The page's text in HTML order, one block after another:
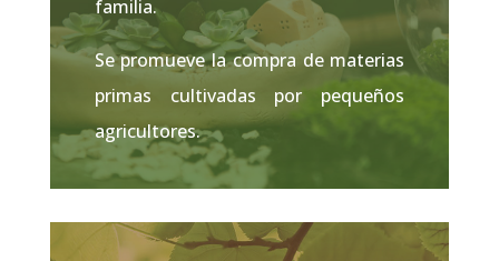
familia.
Se promueve la compra de materias
primas cultivadas por pequeños
agricultores.